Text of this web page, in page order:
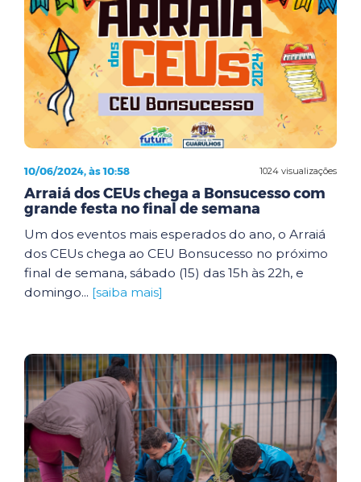
1024 visualizações
10/06/2024, às 10:58
Arraiá dos CEUs chega a Bonsucesso com
grande festa no final de semana
Um dos eventos mais esperados do ano, o Arraiá
dos CEUs chega ao CEU Bonsucesso no próximo
final de semana, sábado (15) das 15h às 22h, e
domingo... [saiba mais]